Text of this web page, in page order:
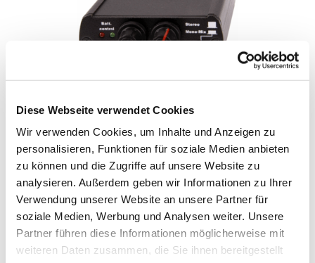
Diese Webseite verwendet Cookies
Wir verwenden Cookies, um Inhalte und Anzeigen zu
personalisieren, Funktionen für soziale Medien anbieten
zu können und die Zugriffe auf unsere Website zu
analysieren. Außerdem geben wir Informationen zu Ihrer
Verwendung unserer Website an unsere Partner für
soziale Medien, Werbung und Analysen weiter. Unsere
Partner führen diese Informationen möglicherweise mit
weiteren Daten zusammen, die Sie ihnen bereitgestellt
FISCHER AMPS IN-EAR MONITOR BP
IN DEN WARENKORB